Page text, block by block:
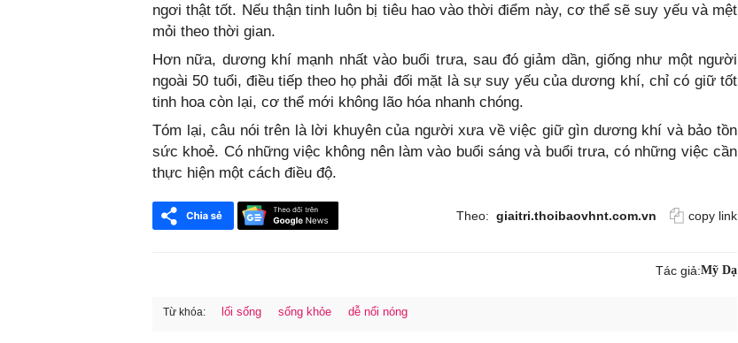
ngơi thật tốt. Nếu thận tinh luôn bị tiêu hao vào thời điểm này, cơ thể sẽ suy yếu và mệt
mỏi theo thời gian.
Hơn nữa, dương khí mạnh nhất vào buổi trưa, sau đó giảm dần, giống như một người
ngoài 50 tuổi, điều tiếp theo họ phải đối mặt là sự suy yếu của dương khí, chỉ có giữ tốt
tinh hoa còn lại, cơ thể mới không lão hóa nhanh chóng.
Tóm lại, câu nói trên là lời khuyên của người xưa về việc giữ gìn dương khí và bảo tồn
sức khoẻ. Có những việc không nên làm vào buổi sáng và buổi trưa, có những việc cần
thực hiện một cách điều độ.
Theo: giaitri.thoibaovhnt.com.vn copy link
Tác giả:Mỹ Dạ
Từ khóa: lối sống sống khỏe dễ nổi nóng